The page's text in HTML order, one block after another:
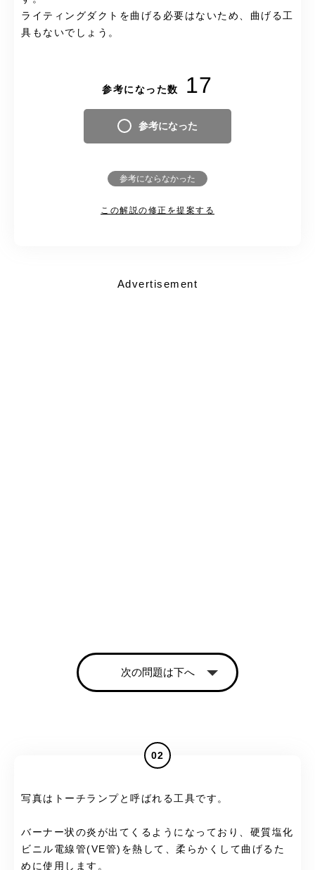
ライティングダクトを曲げる必要はないため、曲げる工
具もないでしょう。
参考になった数 17
参考になった
参考にならなかった
この解説の修正を提案する
Advertisement
次の問題は下へ
02
写真はトーチランプと呼ばれる工具です。
バーナー状の炎が出てくるようになっており、硬質塩化
ビニル電線管(VE管)を熱して、柔らかくして曲げるた
めに使用します。